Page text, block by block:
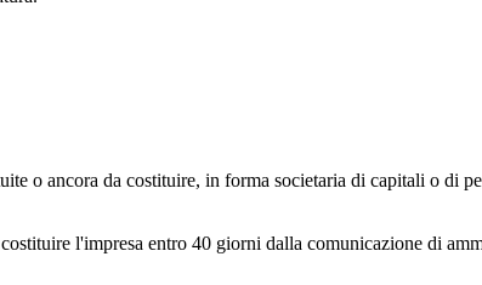
o ancora da costituire, in forma societaria di capitali o di
l'impresa entro 40 giorni dalla comunicazione di